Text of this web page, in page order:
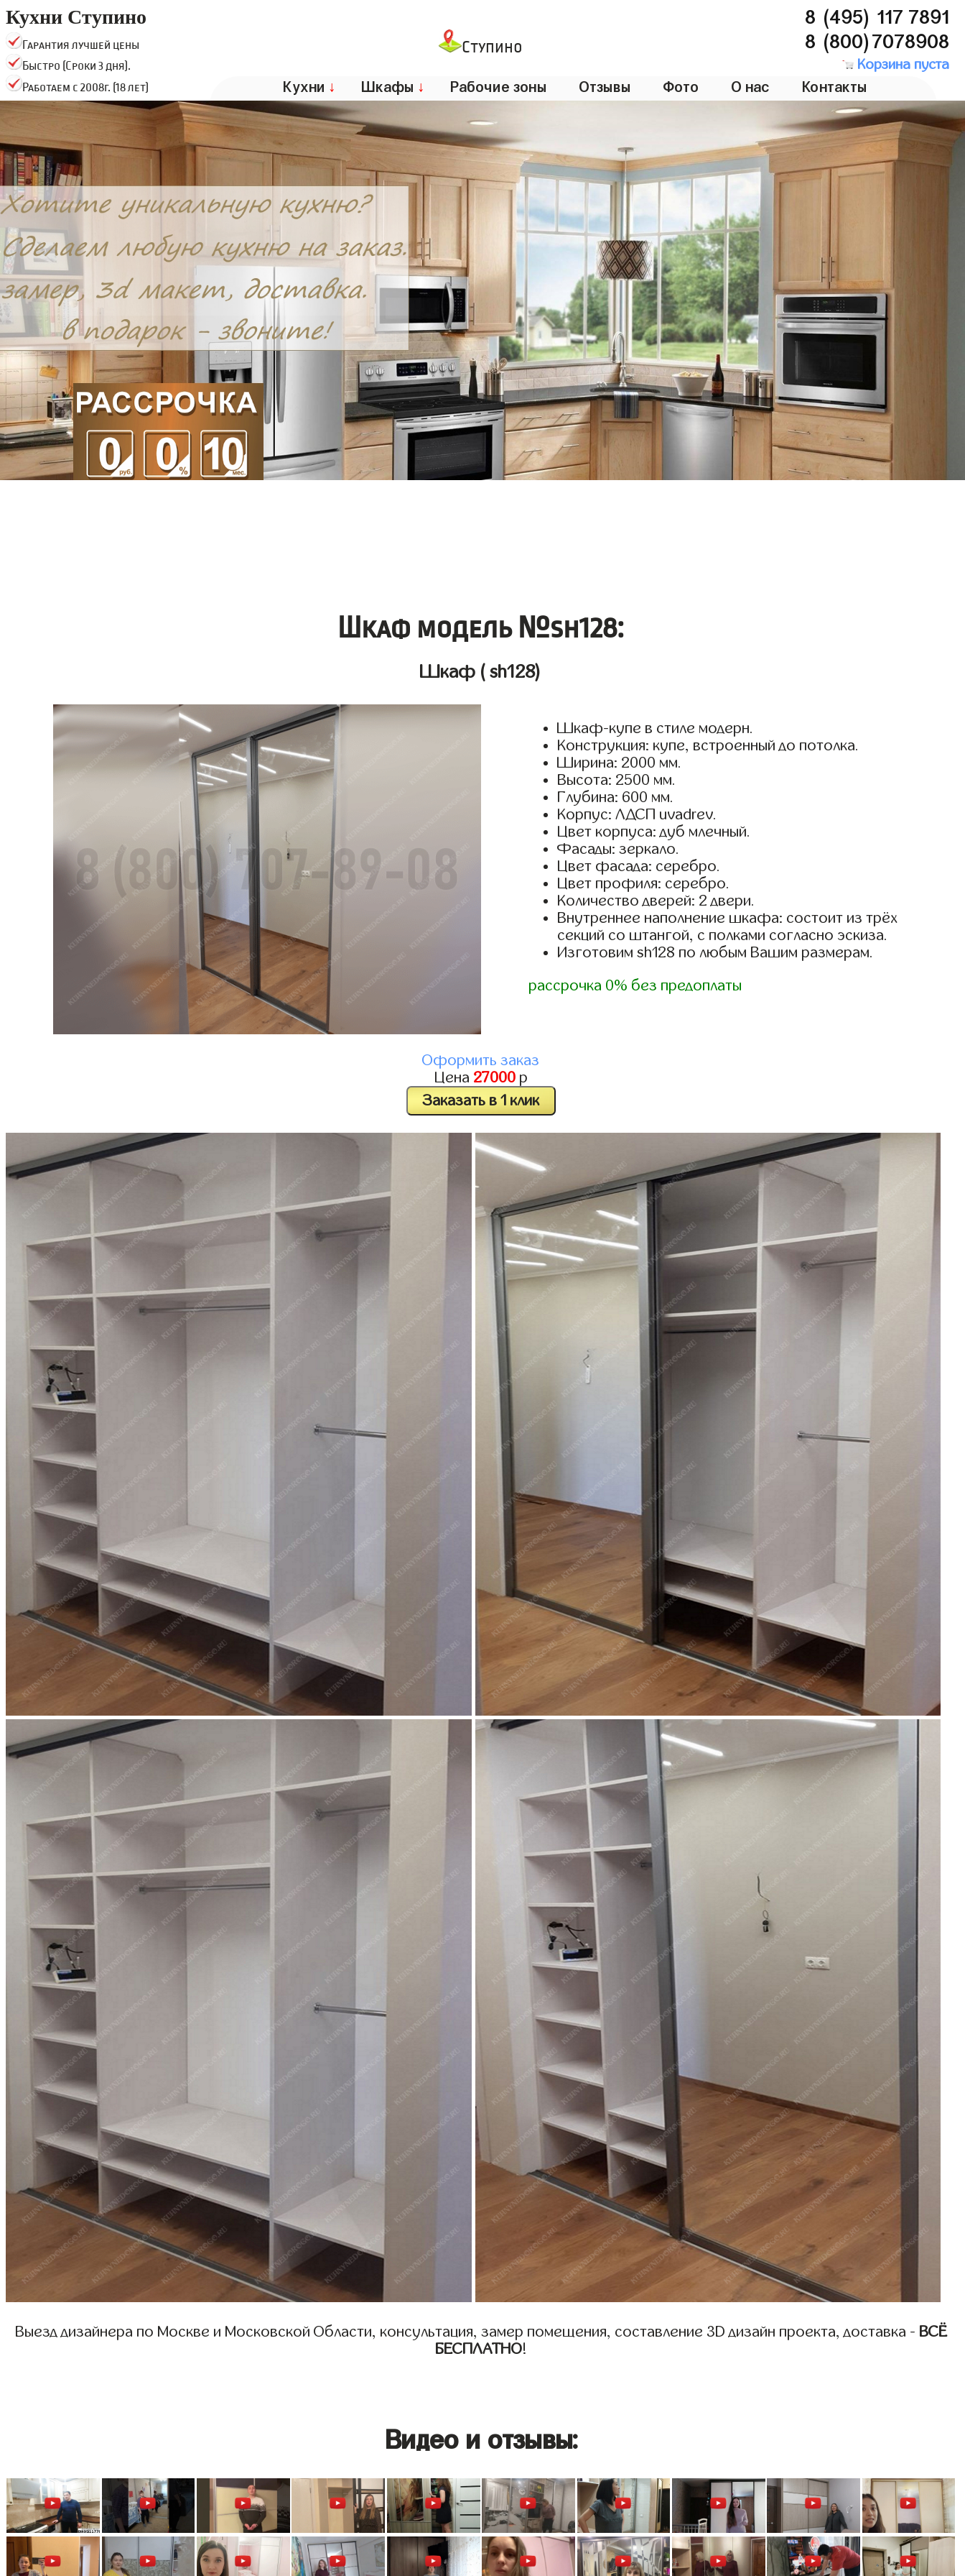
Кухни Ступино
Гарантия лучшей цены
Быстро (Сроки 3 дня).
Работаем с 2008г. (18 лет)
Ступино
8 (495) 117 7891
8 (800)7078908
Корзина пуста
Кухни ↓ Шкафы ↓ Рабочие зоны Отзывы Фото О нас Контакты
Шкаф модель №sh128:
Шкаф ( sh128)
Шкаф-купе в стиле модерн.
Конструкция: купе, встроенный до потолка.
Ширина: 2000 мм.
Высота: 2500 мм.
Глубина: 600 мм.
Корпус: ЛДСП uvadrev.
Цвет корпуса: дуб млечный.
Фасады: зеркало.
Цвет фасада: серебро.
Цвет профиля: серебро.
Количество дверей: 2 двери.
Внутреннее наполнение шкафа: состоит из трёх
секций со штангой, с полками согласно эскиза.
Изготовим sh128 по любым Вашим размерам.
рассрочка 0% без предоплаты
Оформить заказ
Цена 27000р
Заказать в 1 клик
Выезд дизайнера по Москве и Московской Области, консультация, замер помещения, составление 3D дизайн проекта, доставка - ВСЁ
БЕСПЛАТНО!
Видео и отзывы: